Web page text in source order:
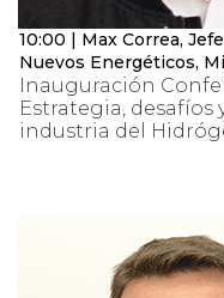
10:00 | Max Correa,
Nuevos Energéticos,
Inauguración
Estrategia,
industria del